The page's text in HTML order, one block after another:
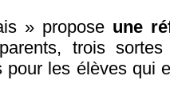
» propose une
trois sortes
pour les élèves qui